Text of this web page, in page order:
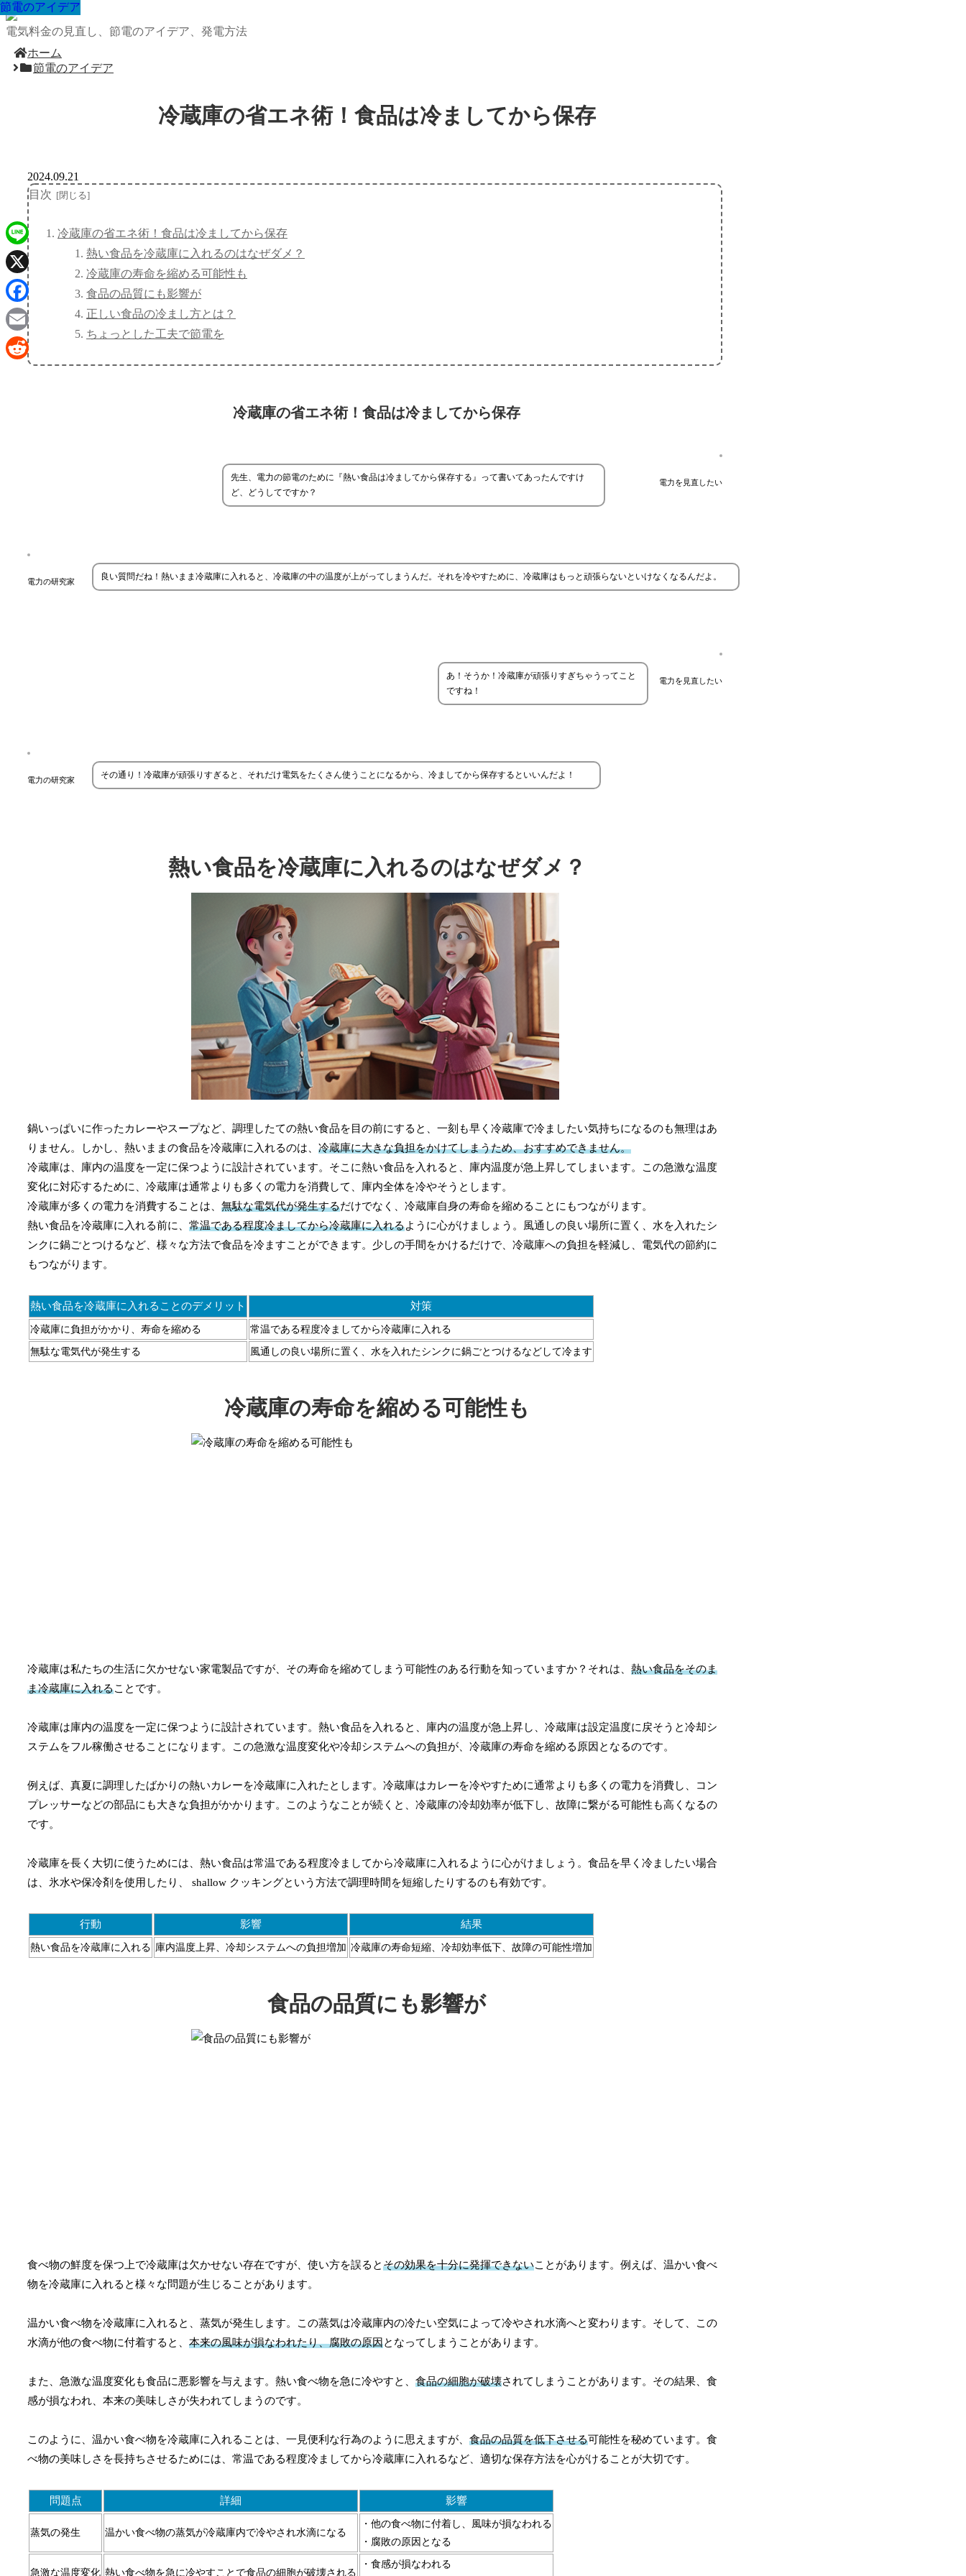
電気料金の見直し、節電のアイデア、発電方法
ホーム
節電のアイデア
冷蔵庫の省エネ術！食品は冷ましてから保存
節電のアイデア
2024.09.21
目次
冷蔵庫の省エネ術！食品は冷ましてから保存
熱い食品を冷蔵庫に入れるのはなぜダメ？
冷蔵庫の寿命を縮める可能性も
食品の品質にも影響が
正しい食品の冷まし方とは？
ちょっとした工夫で節電を
冷蔵庫の省エネ術！食品は冷ましてから保存
電力を見直したい
先生、電力の節電のために『熱い食品は冷ましてから保存する』って書いてあったんですけ
ど、どうしてですか？
電力の研究家 良い質問だね！熱いまま冷蔵庫に入れると、冷蔵庫の中の温度が上がってしまうんだ。それを冷やすために、冷蔵庫はもっと頑張らないといけなくなるんだよ。
電力を見直したい
あ！そうか！冷蔵庫が頑張りすぎちゃうってこと
ですね！
電力の研究家 その通り！冷蔵庫が頑張りすぎると、それだけ電気をたくさん使うことになるから、冷ましてから保存するといいんだよ！
熱い食品を冷蔵庫に入れるのはなぜダメ？
鍋いっぱいに作ったカレーやスープなど、調理したての熱い食品を目の前にすると、一刻も早く冷蔵庫で冷ましたい気持ちになるのも無理はあ
りません。しかし、熱いままの食品を冷蔵庫に入れるのは、 冷蔵庫に大きな負担をかけてしまうため、おすすめできません。
冷蔵庫は、庫内の温度を一定に保つように設計されています。そこに熱い食品を入れると、庫内温度が急上昇してしまいます。この急激な温度
変化に対応するために、冷蔵庫は通常よりも多くの電力を消費して、庫内全体を冷やそうとします。
冷蔵庫が多くの電力を消費することは、 無駄な電気代が発生するだけでなく、冷蔵庫自身の寿命を縮めることにもつながります。
熱い食品を冷蔵庫に入れる前に、 常温である程度冷ましてから冷蔵庫に入れるように心がけましょう。風通しの良い場所に置く、水を入れたシ
ンクに鍋ごとつけるなど、様々な方法で食品を冷ますことができます。少しの手間をかけるだけで、冷蔵庫への負担を軽減し、電気代の節約に
もつながります。
熱い食品を冷蔵庫に入れることのデメリット 対策
冷蔵庫に負担がかかり、寿命を縮める 常温である程度冷ましてから冷蔵庫に入れる
無駄な電気代が発生する 風通しの良い場所に置く、水を入れたシンクに鍋ごとつけるなどして冷ます
冷蔵庫の寿命を縮める可能性も
冷蔵庫は私たちの生活に欠かせない家電製品ですが、その寿命を縮めてしまう可能性のある行動を知っていますか？それは、 熱い食品をそのま
ま冷蔵庫に入れることです。
冷蔵庫は庫内の温度を一定に保つように設計されています。熱い食品を入れると、庫内の温度が急上昇し、冷蔵庫は設定温度に戻そうと冷却シ
ステムをフル稼働させることになります。この急激な温度変化や冷却システムへの負担が、冷蔵庫の寿命を縮める原因となるのです。
例えば、真夏に調理したばかりの熱いカレーを冷蔵庫に入れたとします。冷蔵庫はカレーを冷やすために通常よりも多くの電力を消費し、コン
プレッサーなどの部品にも大きな負担がかかります。このようなことが続くと、冷蔵庫の冷却効率が低下し、故障に繋がる可能性も高くなるの
です。
冷蔵庫を長く大切に使うためには、熱い食品は常温である程度冷ましてから冷蔵庫に入れるように心がけましょう。食品を早く冷ましたい場合
は、氷水や保冷剤を使用したり、 shallow クッキングという方法で調理時間を短縮したりするのも有効です。
行動 影響 結果
熱い食品を冷蔵庫に入れる 庫内温度上昇、冷却システムへの負担増加 冷蔵庫の寿命短縮、冷却効率低下、故障の可能性増加
食品の品質にも影響が
食べ物の鮮度を保つ上で冷蔵庫は欠かせない存在ですが、使い方を誤るとその効果を十分に発揮できないことがあります。例えば、温かい食べ
物を冷蔵庫に入れると様々な問題が生じることがあります。
温かい食べ物を冷蔵庫に入れると、蒸気が発生します。この蒸気は冷蔵庫内の冷たい空気によって冷やされ水滴へと変わります。そして、この
水滴が他の食べ物に付着すると、 本来の風味が損なわれたり、腐敗の原因となってしまうことがあります。
また、急激な温度変化も食品に悪影響を与えます。熱い食べ物を急に冷やすと、 食品の細胞が破壊されてしまうことがあります。その結果、食
感が損なわれ、本来の美味しさが失われてしまうのです。
このように、温かい食べ物を冷蔵庫に入れることは、一見便利な行為のように思えますが、 食品の品質を低下させる可能性を秘めています。食
べ物の美味しさを長持ちさせるためには、常温である程度冷ましてから冷蔵庫に入れるなど、適切な保存方法を心がけることが大切です。
問題点 詳細 影響
蒸気の発生 温かい食べ物の蒸気が冷蔵庫内で冷やされ水滴になる
・他の食べ物に付着し、風味が損なわれる
・腐敗の原因となる
急激な温度変化 熱い食べ物を急に冷やすことで食品の細胞が破壊される
・食感が損なわれる
節電のアイデア
節電のアイデア
節電のアイデア
節電のアイデア
節電のアイデア
節電のアイデア
節電のアイデア
節電のアイデア
Line
X
Facebook
Email